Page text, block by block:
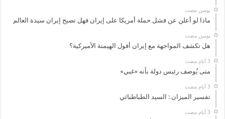
‏يومين مضت
ماذا لو أعلن عن فشل حملة أمريكا على إيران فهل تصبح إيران سيدة العالم
‏يومين مضت
هل تكشف المواجهة مع إيران أفول الهيمنة الأميركية؟
متى يُوصف رئيس دولة بأنه «غبي»
تفسير الميزان : السيد الطباطبائي